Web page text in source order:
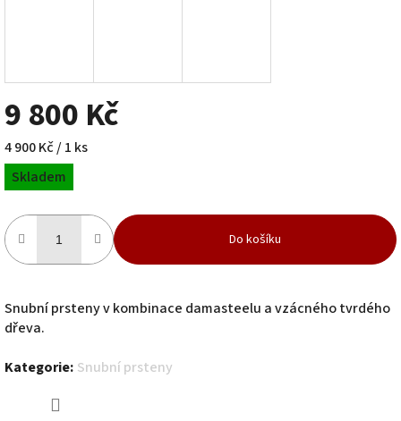
9 800 Kč
Měrná
cena:
4 900 Kč / 1 ks
Skladem
Do košíku
Snubní prsteny v kombinace damasteelu a vzácného tvrdého
dřeva.
Kategorie: Snubní prsteny